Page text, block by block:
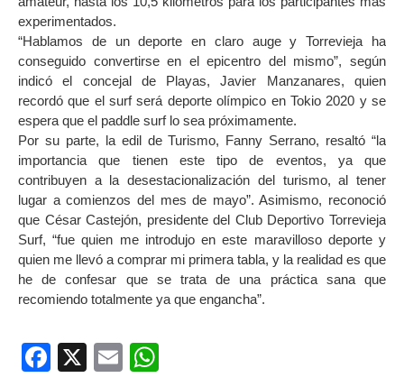
experimentados.
“Hablamos de un deporte en claro auge y Torrevieja ha
conseguido convertirse en el epicentro del mismo”, según
indicó el concejal de Playas, Javier Manzanares, quien
recordó que el surf será deporte olímpico en Tokio 2020 y se
espera que el paddle surf lo sea próximamente.
Por su parte, la edil de Turismo, Fanny Serrano, resaltó “la
importancia que tienen este tipo de eventos, ya que
contribuyen a la desestacionalización del turismo, al tener
lugar a comienzos del mes de mayo”. Asimismo, reconoció
que César Castejón, presidente del Club Deportivo Torrevieja
Surf, “fue quien me introdujo en este maravilloso deporte y
quien me llevó a comprar mi primera tabla, y la realidad es que
he de confesar que se trata de una práctica sana que
recomiendo totalmente ya que engancha”.
Facebook
X Email